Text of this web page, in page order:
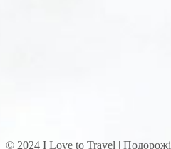
© 2024 I Love to Travel |